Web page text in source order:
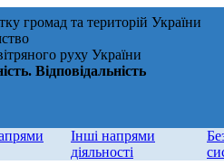
громад та територій України
руху України
Відповідальність
Інші напрями
діяльності